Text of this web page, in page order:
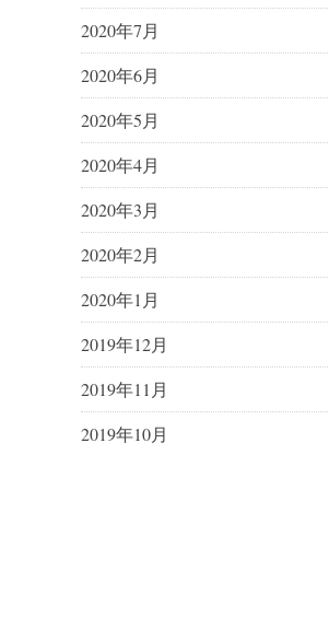
2020年7月
2020年6月
2020年5月
2020年4月
2020年3月
2020年2月
2020年1月
2019年12月
2019年11月
2019年10月